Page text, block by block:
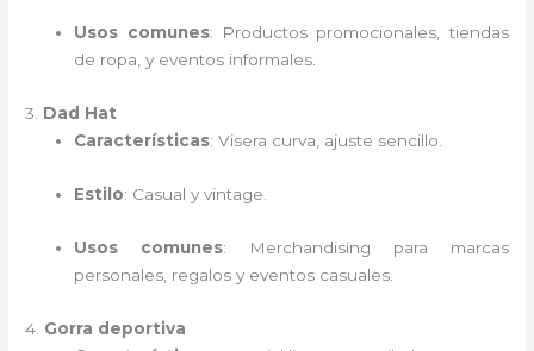
Usos comunes: Productos promocionales, tiendas
de ropa, y eventos informales.
3. Dad Hat
Características: Visera curva, ajuste sencillo.
Estilo: Casual y vintage.
Usos comunes: Merchandising para marcas
personales, regalos y eventos casuales.
4. Gorra deportiva